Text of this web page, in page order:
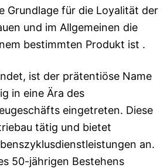
Grundlage für die Loyalität der
und im Allgemeinen die
bestimmten Produkt ist .
ist der prätentiöse Name
in eine Ära des
eingetreten. Diese
tätig und bietet
an.
50-jährigen Bestehens